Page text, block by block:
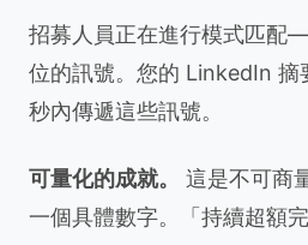
招募人員正在進行模式匹配
位的訊號。您的 LinkedIn 摘
秒內傳遞這些訊號。
可量化的成就。
這是不可商
一個具體數字。「持續超額